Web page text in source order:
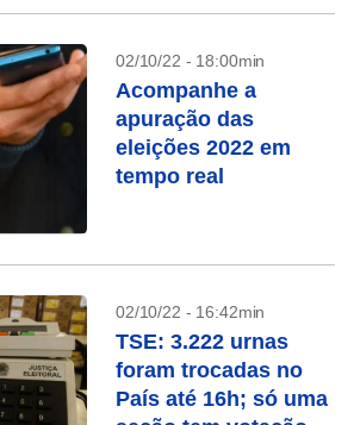
02/10/22 - 18:00min
Acompanhe a
apuração das
eleições 2022 em
tempo real
02/10/22 - 16:42min
TSE: 3.222 urnas
foram trocadas no
País até 16h; só uma